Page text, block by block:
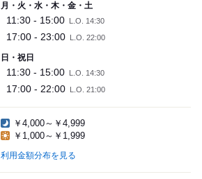
月・火・水・木・金・土
11:30 - 15:00 L.O. 14:30
17:00 - 23:00 L.O. 22:00
日・祝日
11:30 - 15:00 L.O. 14:30
17:00 - 22:00 L.O. 21:00
￥4,000～￥4,999
￥1,000～￥1,999
利用金額分布を見る